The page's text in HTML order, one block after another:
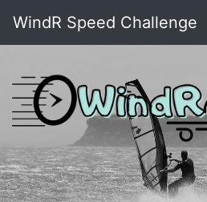
WindR Speed Challenge